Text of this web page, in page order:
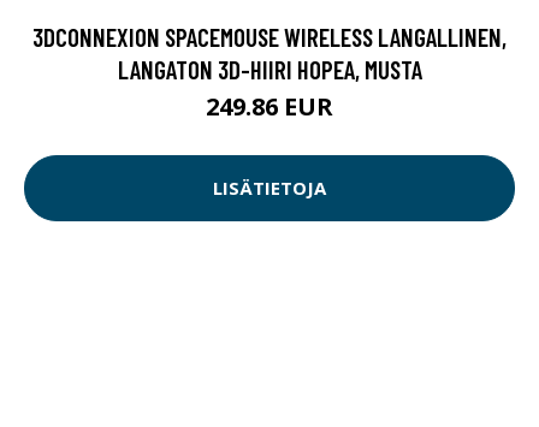
3DCONNEXION SPACEMOUSE WIRELESS LANGALLINEN,
LANGATON 3D-HIIRI HOPEA, MUSTA
249.86 EUR
LISÄTIETOJA